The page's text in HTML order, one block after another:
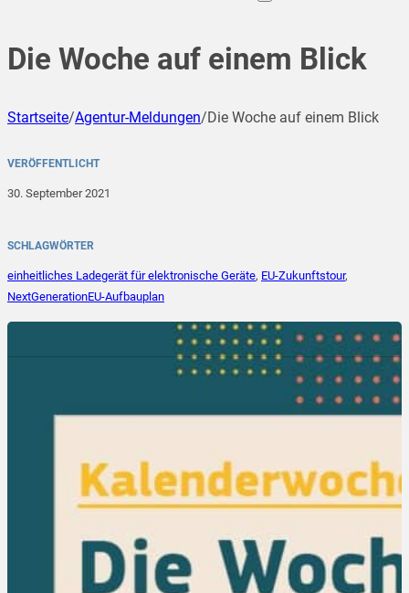
Die Woche auf einem Blick
Startseite/Agentur-Meldungen/Die Woche auf einem Blick
VERÖFFENTLICHT
30. September 2021
SCHLAGWÖRTER
einheitliches Ladegerät für elektronische Geräte, EU-Zukunftstour,
NextGenerationEU-Aufbauplan